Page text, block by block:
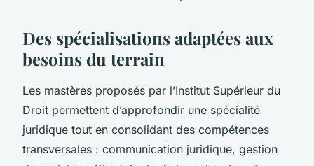
Des spécialisations adaptées aux
besoins du terrain
Les mastères proposés par l’Institut Supérieur du
Droit permettent d’approfondir une spécialité
juridique tout en consolidant des compétences
transversales : communication juridique, gestion